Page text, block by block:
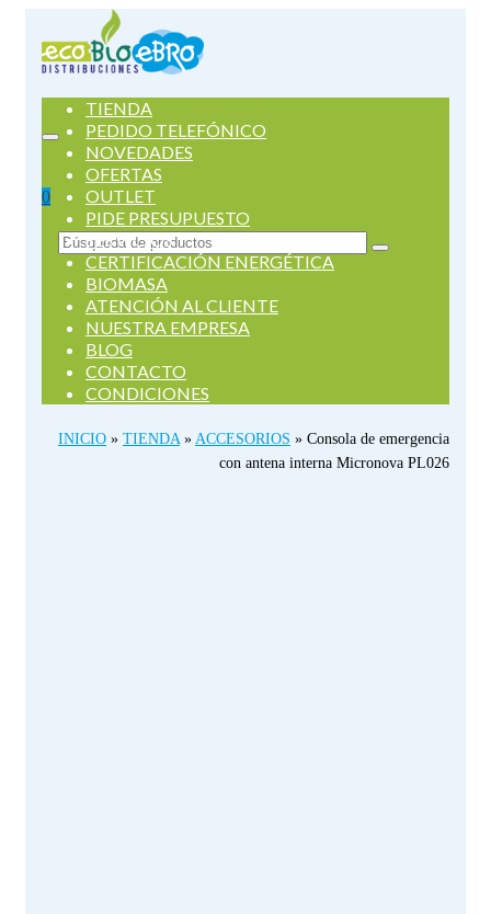
0
Buscar
por:
TIENDA
PEDIDO TELEFÓNICO
NOVEDADES
OFERTAS
OUTLET
PIDE PRESUPUESTO
SERVICIOS
CERTIFICACIÓN ENERGÉTICA
BIOMASA
ATENCIÓN AL CLIENTE
NUESTRA EMPRESA
BLOG
CONTACTO
CONDICIONES
INICIO » TIENDA » ACCESORIOS » Consola de emergencia
con antena interna Micronova PL026